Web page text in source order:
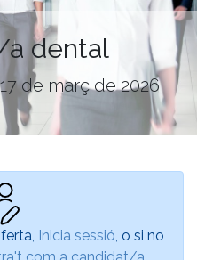
a dental
de març de 2026
Inicia sessió , o si no